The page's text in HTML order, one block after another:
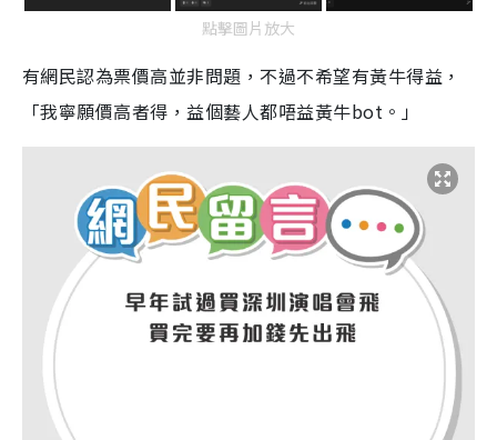
點擊圖片放大
有網民認為票價高並非問題，不過不希望有黃牛得益，
「我寧願價高者得，益個藝人都唔益黃牛bot。」